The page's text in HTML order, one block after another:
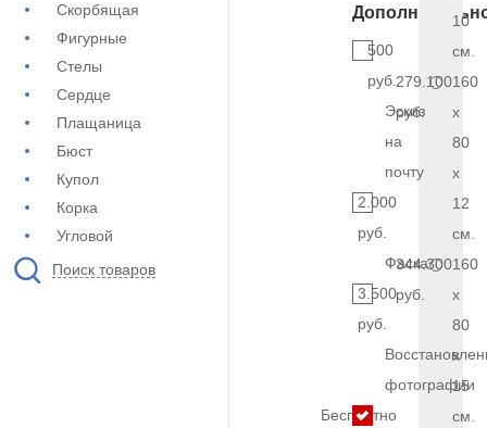
Скорбящая
Фигурные
Стелы
Сердце
Плащаница
Бюст
Купол
Корка
Угловой
Поиск товаров
500
руб.
Эскиз
на
почту
2.000
руб.
Фаска
3.500
руб.
фотографии
Бесплатно
10
см.
279.100
руб.
160
x
80
x
12
см.
344.300
руб.
160
x
80
x
15
см.